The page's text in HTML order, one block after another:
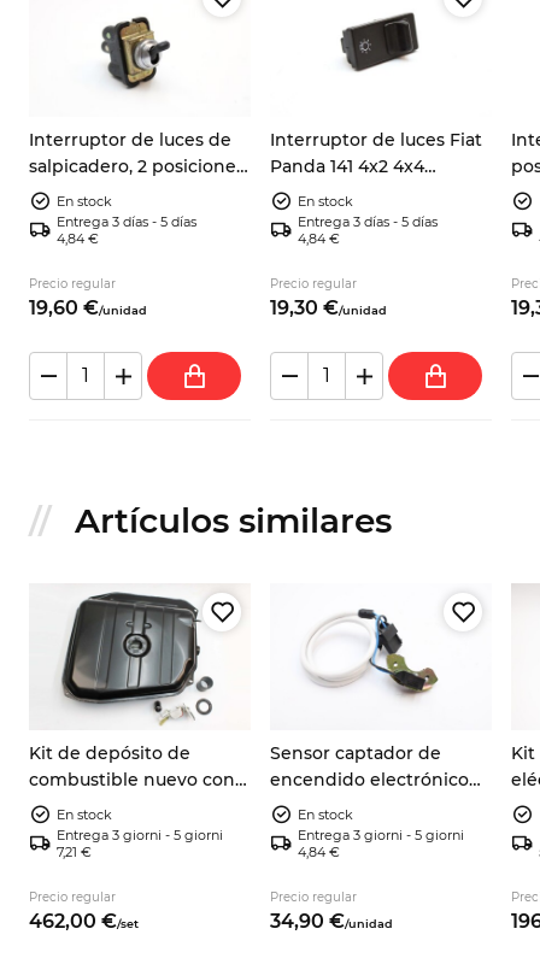
Interruptor de luces de
salpicadero, 2 posiciones
y 3 terminales,
negro/cromo – Fiat 600,
850, 500, 1100 103, Zastava
En stock
Entrega 3 días - 5 días
4,84 €
Precio regular
19,60 €/unidad
Interruptor de luces Fiat
Panda 141 4x2 4x4
7550639
En stock
Entrega 3 días - 5 días
4,84 €
Precio regular
19,30 €/unidad 19,
Artículos similares
Kit de depósito de
combustible nuevo con
aforador, junta y
manguito Autobianchi
A112
En stock
Entrega 3 giorni - 5 giorni
7,21 €
Precio regular
462,00 €/set
Sensor captador de
encendido electrónico
Autobianchi A112 Abarth
Fiat 124 Spider 9937730
En stock
Entrega 3 giorni - 5 giorni
4,84 €
Precio regular
34,90 €/unidad
Kit